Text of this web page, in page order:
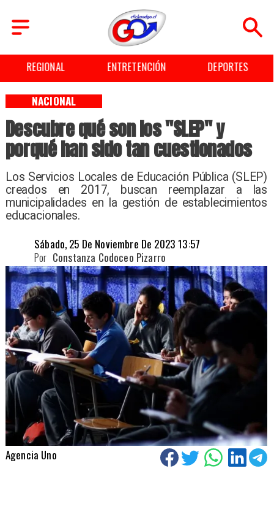
REGIONAL ENTRETENCIÓN DEPORTES
Descubre qué son los "SLEP" y
porqué han sido tan cuestionados
​Los Servicios Locales de Educación Pública (SLEP)
creados en 2017, buscan reemplazar a las
municipalidades en la gestión de establecimientos
educacionales.
NACIONAL
Sábado, 25 De Noviembre De 2023 13:57
Constanza Codoceo Pizarro
Por
Agencia Uno